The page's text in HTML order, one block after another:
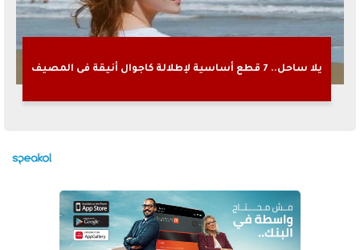
يلا ساحل.. 7 قطع أساسية لإطلالة كاجوال أنيقة فى المصيف